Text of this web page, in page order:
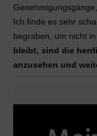
Ich finde es sehr
begraben, um nicht
bleibt, sind die
anzusehen und